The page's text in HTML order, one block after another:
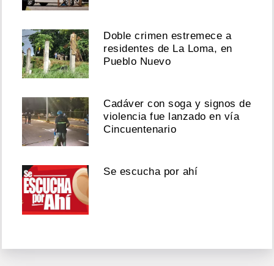
Doble crimen estremece a
residentes de La Loma, en
Pueblo Nuevo
Cadáver con soga y signos de
violencia fue lanzado en vía
Cincuentenario
Se escucha por ahí